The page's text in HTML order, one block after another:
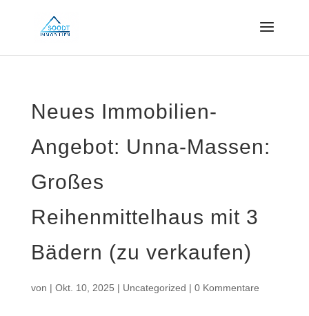
Neues Immobilien-
Angebot: Unna-Massen:
Großes
Reihenmittelhaus mit 3
Bädern (zu verkaufen)
von | Okt. 10, 2025 | Uncategorized | 0 Kommentare